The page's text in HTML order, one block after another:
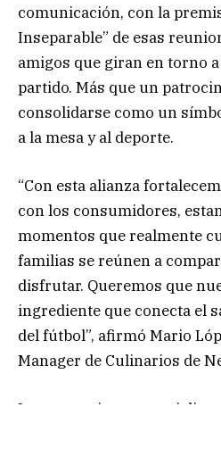
comunicación, con la
Inseparable” de esas
amigos que giran en torno
partido. Más que un
consolidarse como un
a la mesa y al deporte.
“Con esta alianza
con los consumidores,
momentos que realmente
familias se reúnen a
disfrutar. Queremos que
ingrediente que conecta el
del fútbol”, afirmó Mario
Manager de Culinarios de
La estrategia se